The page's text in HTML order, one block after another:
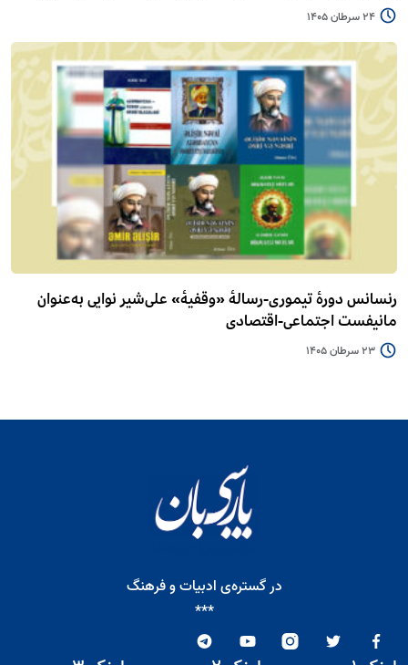
24 سرطان 1405
رنسانس دورۀ تیموری-رسالۀ «وقفیۀ» علی‌شیر نوایی به‌عنوان
مانیفست اجتماعی-اقتصادی
23 سرطان 1405
در گستره‌ی ادبیات و فرهنگ
***